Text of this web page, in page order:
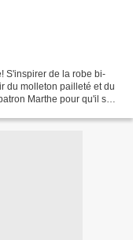
S'inspirer de la robe bi-
du molleton pailleté et du
Marthe pour qu'il soit